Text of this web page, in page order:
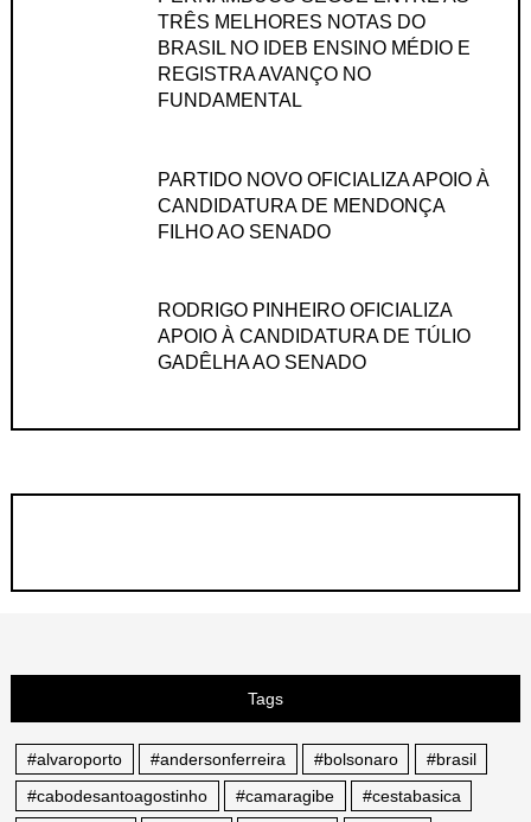
TRÊS MELHORES NOTAS DO
BRASIL NO IDEB ENSINO MÉDIO E
REGISTRA AVANÇO NO
FUNDAMENTAL
PARTIDO NOVO OFICIALIZA APOIO À
CANDIDATURA DE MENDONÇA
FILHO AO SENADO
RODRIGO PINHEIRO OFICIALIZA
APOIO À CANDIDATURA DE TÚLIO
GADÊLHA AO SENADO
Tags
#alvaroporto #andersonferreira #bolsonaro
#brasil
#cabodesantoagostinho
#camaragibe
#cestabasica